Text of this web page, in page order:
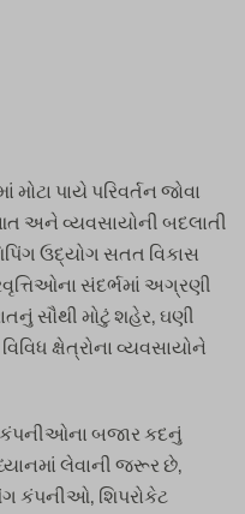
મોટા પાયે પરિવર્તન જોવા
અને વ્યવસાયોની બદલાતી
ઉદ્યોગ સતત વિકાસ
સંદર્ભમાં અગ્રણી
સૌથી મોટું શહેર, ઘણી
ક્ષેત્રોના વ્યવસાયોને
બજાર કદનું
લેવાની જરૂર છે,
કંપનીઓ, શિપરોકેટ